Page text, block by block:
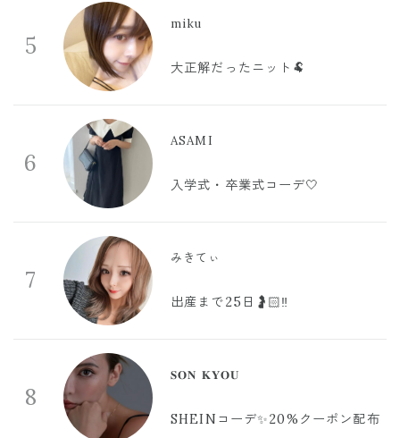
5
miku
大正解だったニット🐏
6
ASAMI
入学式・卒業式コーデ🤍
7
みきてぃ
出産まで25日🤰🏻‼️
8
𝐒𝐎𝐍 𝐊𝐘𝐎𝐔
SHEINコーデ✨20%クーポン配布